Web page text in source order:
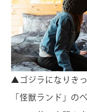
▲ゴジラになりき
「怪獣ランド」の